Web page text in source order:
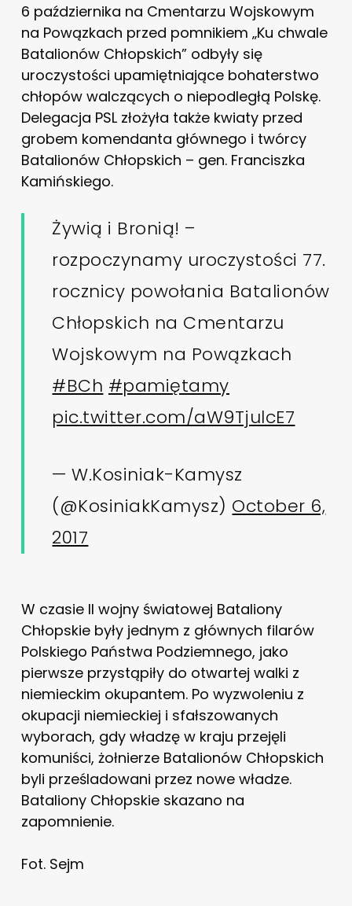
6 października na Cmentarzu Wojskowym
na Powązkach przed pomnikiem „Ku chwale
Batalionów Chłopskich” odbyły się
uroczystości upamiętniające bohaterstwo
chłopów walczących o niepodległą Polskę.
Delegacja PSL złożyła także kwiaty przed
grobem komendanta głównego i twórcy
Batalionów Chłopskich – gen. Franciszka
Kamińskiego.
Żywią i Bronią! –
rozpoczynamy uroczystości 77.
rocznicy powołania Batalionów
Chłopskich na Cmentarzu
Wojskowym na Powązkach
#BCh #pamiętamy
pic.twitter.com/aW9TjulcE7
— W.Kosiniak-Kamysz
(@KosiniakKamysz) October 6,
2017
W czasie II wojny światowej Bataliony
Chłopskie były jednym z głównych filarów
Polskiego Państwa Podziemnego, jako
pierwsze przystąpiły do otwartej walki z
niemieckim okupantem. Po wyzwoleniu z
okupacji niemieckiej i sfałszowanych
wyborach, gdy władzę w kraju przejęli
komuniści, żołnierze Batalionów Chłopskich
byli prześladowani przez nowe władze.
Bataliony Chłopskie skazano na
zapomnienie.
Fot. Sejm